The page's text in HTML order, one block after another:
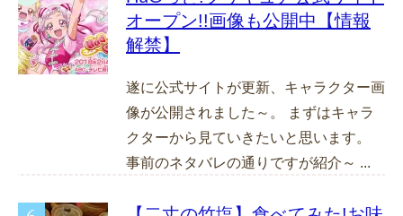
オープン!!画像も公開中【情報
解禁】
遂に公式サイトが更新、キャラクター画
像が公開されました～。 まずはキャラ
クターから見ていきたいと思います。
事前のネタバレの通りですが紹介～ ...